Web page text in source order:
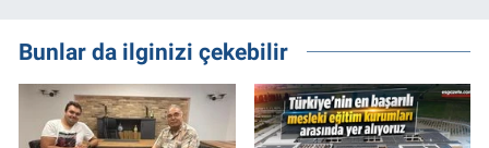
Bunlar da ilginizi çekebilir